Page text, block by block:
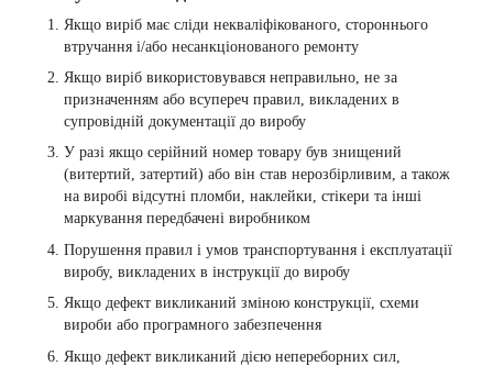
Якщо виріб має сліди некваліфікованого, стороннього
втручання і/або несанкціонованого ремонту
Якщо виріб використовувався неправильно, не за
призначенням або всупереч правил, викладених в
супровідній документації до виробу
У разі якщо серійний номер товару був знищений
(витертий, затертий) або він став нерозбірливим, а також
на виробі відсутні пломби, наклейки, стікери та інші
маркування передбачені виробником
Порушення правил і умов транспортування і експлуатації
виробу, викладених в інструкції до виробу
Якщо дефект викликаний зміною конструкції, схеми
вироби або програмного забезпечення
Якщо дефект викликаний дією непереборних сил,